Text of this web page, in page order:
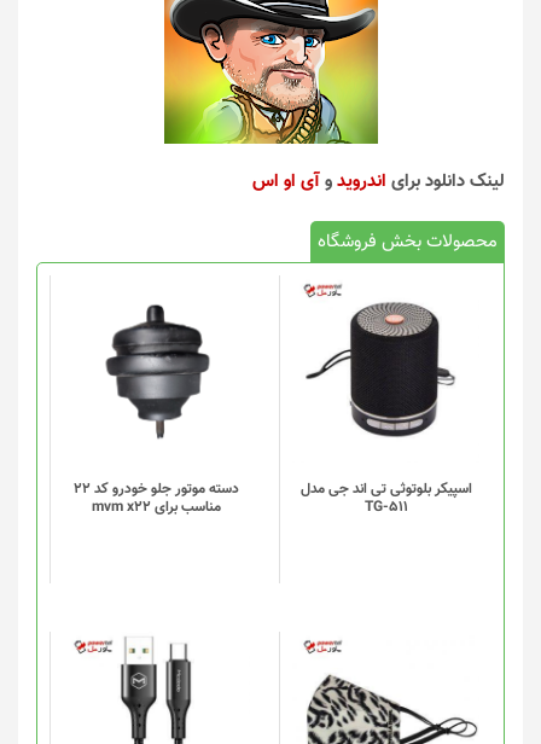
لینک دانلود برای اندرویدوآی او اس
محصولات بخش فروشگاه
اسپیکر بلوتوثی تی اند جی مدل
TG-511
دسته موتور جلو خودرو کد 22
مناسب برای mvm x22